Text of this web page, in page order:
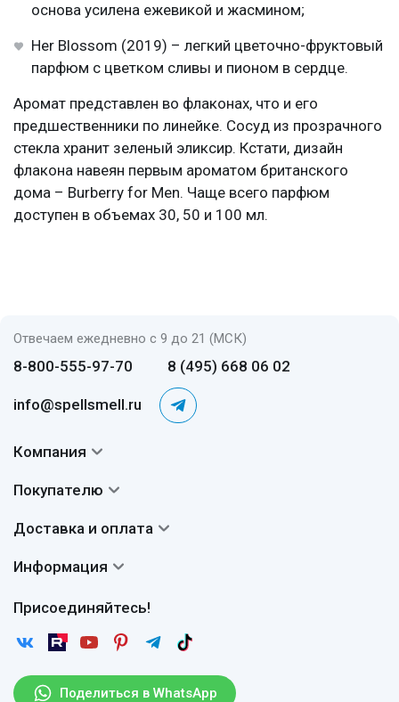
основа усилена ежевикой и жасмином;
Her Blossom (2019) – легкий цветочно-фруктовый
парфюм с цветком сливы и пионом в сердце.
Аромат представлен во флаконах, что и его
предшественники по линейке. Сосуд из прозрачного
стекла хранит зеленый эликсир. Кстати, дизайн
флакона навеян первым ароматом британского
дома – Burberry for Men. Чаще всего парфюм
доступен в объемах 30, 50 и 100 мл.
Отвечаем ежедневно с 9 до 21 (МСК)
8-800-555-97-70 8 (495) 668 06 02
info@spellsmell.ru
Поделиться в WhatsApp
Присоединяйтесь!
Компания
Авторы
Сертификаты
Покупателю
Вопросы и ответы
Отзывы
Рассылка
Доставка и оплата
Доставка
Возврат
Информация
Пользовательское соглашение
Защита персональных данных